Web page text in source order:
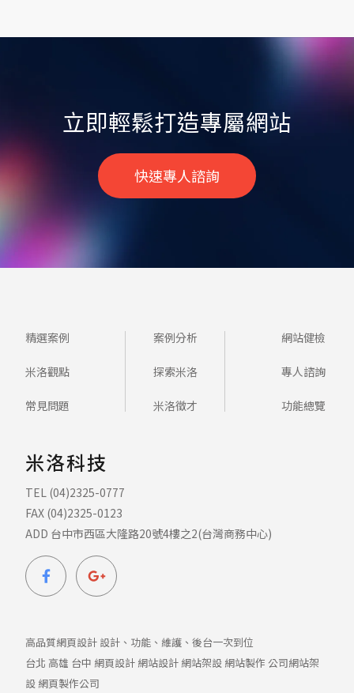
立即輕鬆打造專屬網站
快速專人諮詢
精選案例 案例分析 網站健檢
米洛觀點 探索米洛 專人諮詢
常見問題 米洛徵才 功能總覽
米洛科技
TEL (04)2325-0777
FAX (04)2325-0123
ADD 台中市西區大隆路20號4樓之2(台灣商務中心)
高品質網頁設計 設計、功能、維護、後台一次到位
台北 高雄 台中 網頁設計 網站設計 網站架設 網站製作 公司網站架
設 網頁製作公司